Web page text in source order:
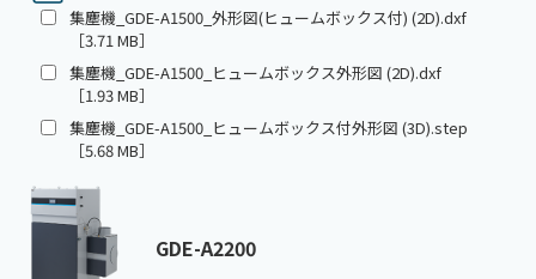
集塵機_GDE-A1500_外形図(ヒュームボックス付) (2D).dxf
［3.71 MB］
集塵機_GDE-A1500_ヒュームボックス外形図 (2D).dxf
［1.93 MB］
集塵機_GDE-A1500_ヒュームボックス付外形図 (3D).step
［5.68 MB］
GDE-A2200